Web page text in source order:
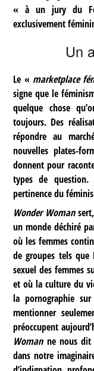
« à un jury du
exclusivement
Un
Le « marketplace
signe que le
quelque chose
toujours. Des
répondre au
nouvelles plates-
donnent pour
types de question.
pertinence du
Wonder Womansert,
un monde déchiré
où les femmes
de groupes tels que
sexuel des femmes
et où la culture du
la pornographie
mentionner
préoccupent
Womanne nous dit
dans notre